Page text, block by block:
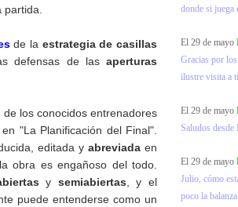
de la estrategia de casillas
defensas de las aperturas
los conocidos entrenadores
"La Planificación del Final".
editada yabreviada en
obra es engañoso del todo.
y semiabiertas , y el
puede entenderse como un
donde si juega
El 29 de mayo
Gracias por
ilustre visita a
El 29 de mayo
Saludos
El 29 de mayo
Julio, cómo
poco la